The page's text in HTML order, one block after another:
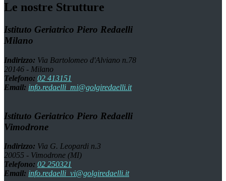
Le nostre Strutture
Istituto Geriatrico Piero Redaelli
Milano
Indirizzo: Via Bartolomeo d'Alviano n.78
20146 - Milano
Telefono: 02 413151
Email: info.redaelli_mi@golgiredaelli.it
Istituto Geriatrico Piero Redaelli
Vimodrone
Indirizzo: Via G. Leopardi n.3
20055 - Vimodrone (MI)
Telefono: 02 250321
Email: info.redaelli_vi@golgiredaelli.it